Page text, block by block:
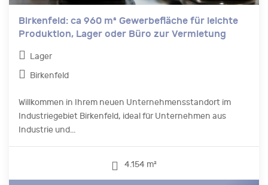
Birkenfeld: ca 960 m² Gewerbefläche für leichte
Produktion, Lager oder Büro zur Vermietung
Lager
Birkenfeld
Willkommen in Ihrem neuen Unternehmensstandort im
Industriegebiet Birkenfeld, ideal für Unternehmen aus
Industrie und...
4.154 m²